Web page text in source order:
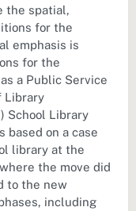
the spatial,
for the
emphasis is
for the
a Public Service
Library
School Library
based on a case
library at the
the move did
to the new
including